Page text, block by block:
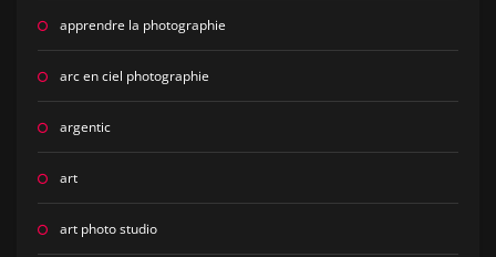
apprendre la photographie
arc en ciel photographie
argentic
art
art photo studio